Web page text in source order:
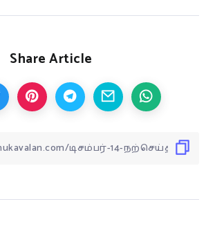
Share Article